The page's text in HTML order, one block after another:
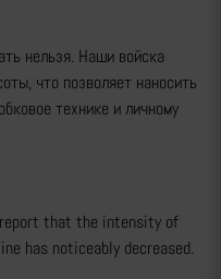
нельзя. Наши войска
что позволяет наносить
технике и личному
that the intensity of
has noticeably decreased.